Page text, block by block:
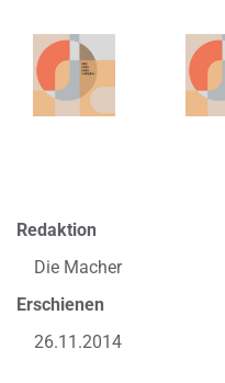
Redaktion
Die Macher
Erschienen
26.11.2014